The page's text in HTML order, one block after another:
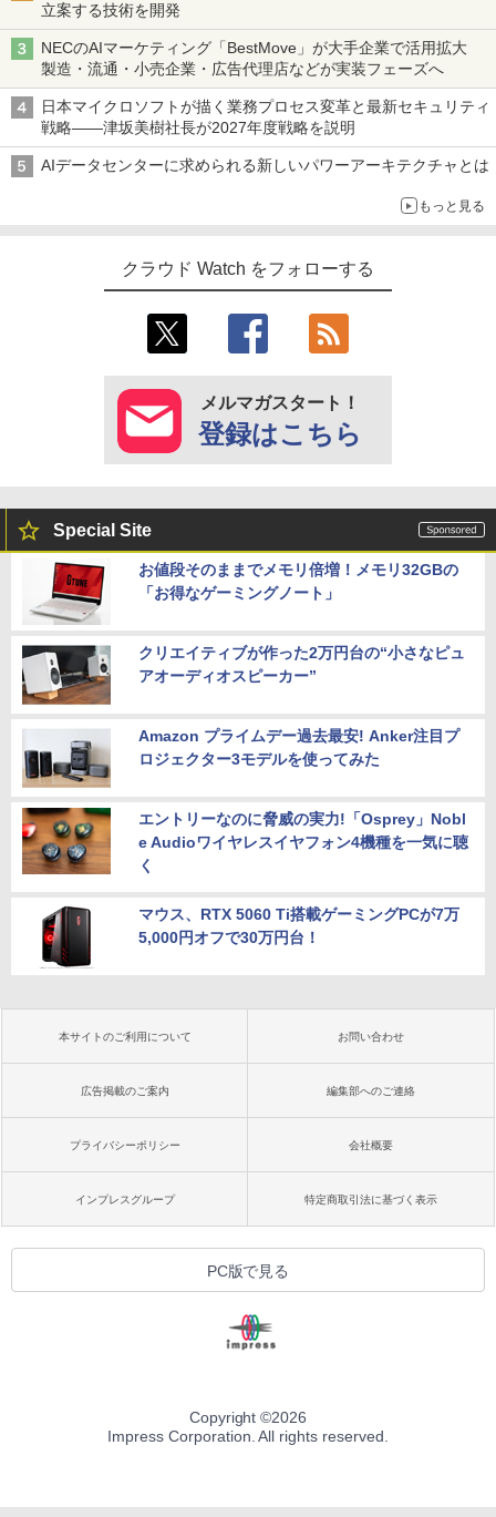
立案する技術を開発
NECのAIマーケティング「BestMove」が大手企業で活用拡大
製造・流通・小売企業・広告代理店などが実装フェーズへ
日本マイクロソフトが描く業務プロセス変革と最新セキュリティ
戦略――津坂美樹社長が2027年度戦略を説明
AIデータセンターに求められる新しいパワーアーキテクチャとは
もっと見る
クラウド Watch をフォローする
メルマガスタート！
登録はこちら
Special Site
お値段そのままでメモリ倍増！メモリ32GBの
「お得なゲーミングノート」
クリエイティブが作った2万円台の“小さなピュ
アオーディオスピーカー”
Amazon プライムデー過去最安! Anker注目プ
ロジェクター3モデルを使ってみた
エントリーなのに脅威の実力!「Osprey」Nobl
e Audioワイヤレスイヤフォン4機種を一気に聴
く
マウス、RTX 5060 Ti搭載ゲーミングPCが7万
5,000円オフで30万円台！
本サイトのご利用について お問い合わせ
広告掲載のご案内 編集部へのご連絡
プライバシーポリシー 会社概要
インプレスグループ 特定商取引法に基づく表示
PC版で見る
Copyright ©2026
Impress Corporation. All rights reserved.